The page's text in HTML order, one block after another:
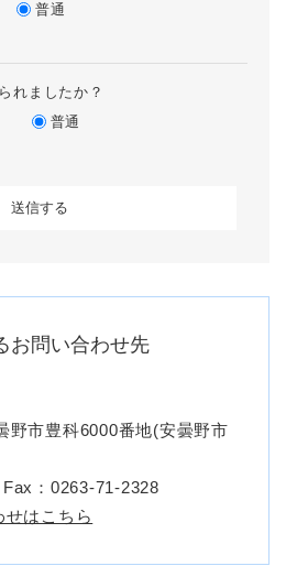
普通
れましたか？
普通
お問い合わせ先
野市豊科6000番地(安曇野市
Fax：0263-71-2328
せはこちら